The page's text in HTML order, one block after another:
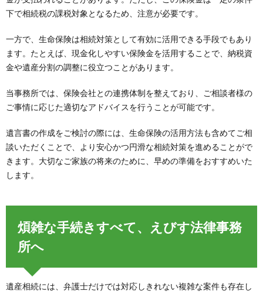
下で相続税の課税対象となるため、注意が必要です。
一方で、生命保険は相続対策として有効に活用できる手段でもあり
ます。たとえば、現金化しやすい保険金を活用することで、納税資
金や遺産分割の調整に役立つことがあります。
当事務所では、保険会社との連携体制を整えており、ご相談者様の
ご事情に応じた適切なアドバイスを行うことが可能です。
遺言書の作成をご検討の際には、生命保険の活用方法も含めてご相
談いただくことで、より安心かつ円滑な相続対策を進めることがで
きます。大切なご家族の将来のために、早めの準備をおすすめいた
します。
煩雑な手続きすべて、えびす法律事務
所へ
遺産相続には、弁護士だけでは対応しきれない複雑な案件も存在し